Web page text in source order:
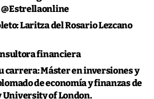
Laritza del Rosario Lezcano
financiera
carrera:Máster en inversiones y
de economía y finanzas de
University of London.